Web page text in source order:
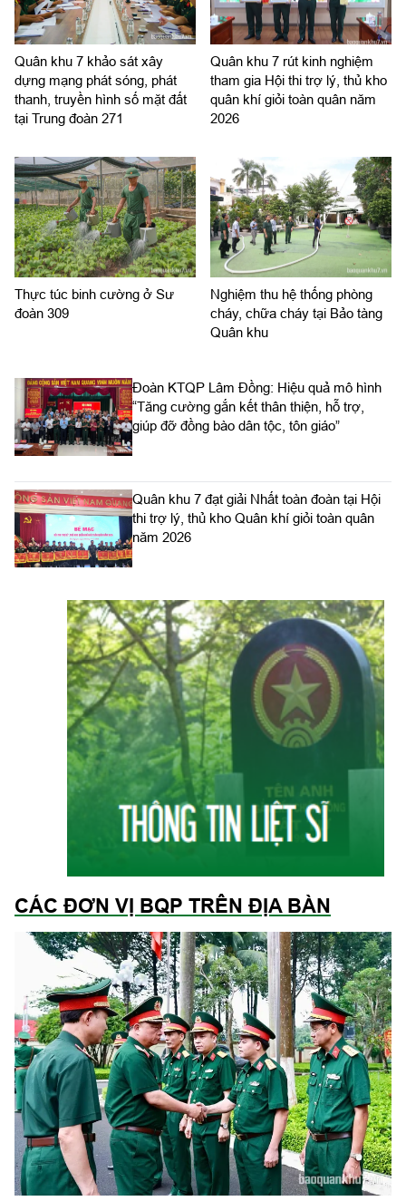
Cảng ICD Tây Nam.
Quân khu 7 khảo sát xây
dựng mạng phát sóng, phát
thanh, truyền hình số mặt đất
tại Trung đoàn 271
Quân khu 7 rút kinh nghiệm
tham gia Hội thi trợ lý, thủ kho
quân khí giỏi toàn quân năm
2026
Thực túc binh cường ở Sư
đoàn 309
Nghiệm thu hệ thống phòng
cháy, chữa cháy tại Bảo tàng
Quân khu
Đoàn KTQP Lâm Đồng: Hiệu quả mô hình
“Tăng cường gắn kết thân thiện, hỗ trợ,
giúp đỡ đồng bào dân tộc, tôn giáo”
Quân khu 7 đạt giải Nhất toàn đoàn tại Hội
thi trợ lý, thủ kho Quân khí giỏi toàn quân
năm 2026
CÁC ĐƠN VỊ BQP TRÊN ĐỊA BÀN